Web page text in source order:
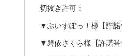
切抜き許可：
▼ぶいすぽっ！様【許諾
▼碧依さくら様【許諾番